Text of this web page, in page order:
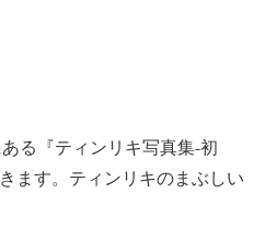
る『ティンリキ写真集-初
ます。ティンリキのまぶしい